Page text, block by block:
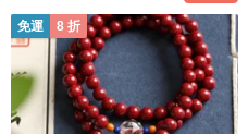
免運 8 折